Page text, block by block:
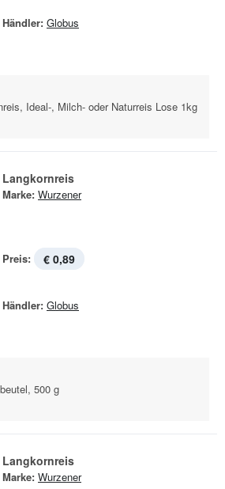
Händler: Globus
Ideal-, Milch- oder Naturreis Lose 1kg
Langkornreis
Marke: Wurzener
Preis: € 0,89
Händler: Globus
500 g
Langkornreis
Marke: Wurzener